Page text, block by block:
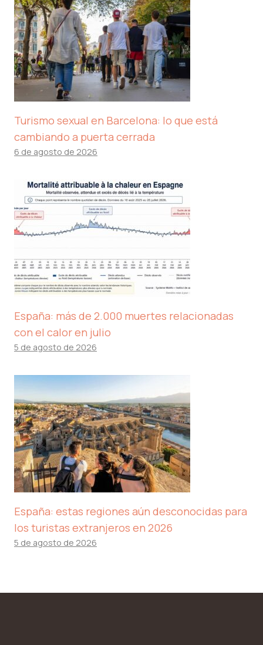
Turismo sexual en Barcelona: lo que está
cambiando a puerta cerrada
6 de agosto de 2026
España: más de 2.000 muertes relacionadas
con el calor en julio
5 de agosto de 2026
España: estas regiones aún desconocidas para
los turistas extranjeros en 2026
5 de agosto de 2026